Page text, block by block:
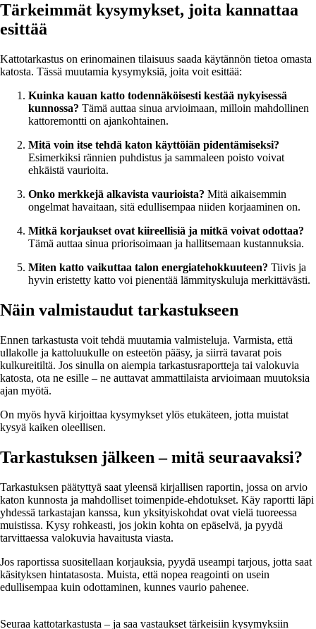
Tärkeimmät kysymykset, joita kannattaa
esittää
Kattotarkastus on erinomainen tilaisuus saada käytännön tietoa omasta
katosta. Tässä muutamia kysymyksiä, joita voit esittää:
Kuinka kauan katto todennäköisesti kestää nykyisessä
kunnossa? Tämä auttaa sinua arvioimaan, milloin mahdollinen
kattoremontti on ajankohtainen.
Mitä voin itse tehdä katon käyttöiän pidentämiseksi?
Esimerkiksi rännien puhdistus ja sammaleen poisto voivat
ehkäistä vaurioita.
Onko merkkejä alkavista vaurioista? Mitä aikaisemmin
ongelmat havaitaan, sitä edullisempaa niiden korjaaminen on.
Mitkä korjaukset ovat kiireellisiä ja mitkä voivat odottaa?
Tämä auttaa sinua priorisoimaan ja hallitsemaan kustannuksia.
Miten katto vaikuttaa talon energiatehokkuuteen? Tiivis ja
hyvin eristetty katto voi pienentää lämmityskuluja merkittävästi.
Näin valmistaudut tarkastukseen
Ennen tarkastusta voit tehdä muutamia valmisteluja. Varmista, että
ullakolle ja kattoluukulle on esteetön pääsy, ja siirrä tavarat pois
kulkureitiltä. Jos sinulla on aiempia tarkastusraportteja tai valokuvia
katosta, ota ne esille – ne auttavat ammattilaista arvioimaan muutoksia
ajan myötä.
On myös hyvä kirjoittaa kysymykset ylös etukäteen, jotta muistat
kysyä kaiken oleellisen.
Tarkastuksen jälkeen – mitä seuraavaksi?
Tarkastuksen päätyttyä saat yleensä kirjallisen raportin, jossa on arvio
katon kunnosta ja mahdolliset toimenpide-ehdotukset. Käy raportti läpi
yhdessä tarkastajan kanssa, kun yksityiskohdat ovat vielä tuoreessa
muistissa. Kysy rohkeasti, jos jokin kohta on epäselvä, ja pyydä
tarvittaessa valokuvia havaitusta viasta.
Jos raportissa suositellaan korjauksia, pyydä useampi tarjous, jotta saat
käsityksen hintatasosta. Muista, että nopea reagointi on usein
edullisempaa kuin odottaminen, kunnes vaurio pahenee.
Seuraa kattotarkastusta – ja saa vastaukset tärkeisiin kysymyksiin